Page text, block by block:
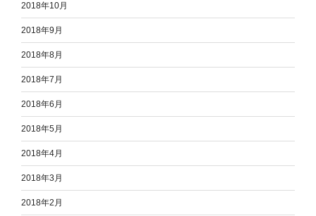
2018年10月
2018年9月
2018年8月
2018年7月
2018年6月
2018年5月
2018年4月
2018年3月
2018年2月